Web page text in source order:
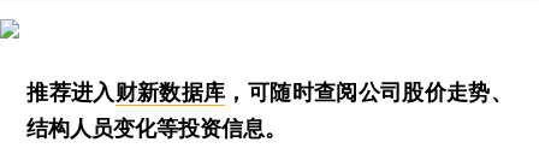
推荐进入财新数据库 ，可随时查阅公司股价走势、
结构人员变化等投资信息。